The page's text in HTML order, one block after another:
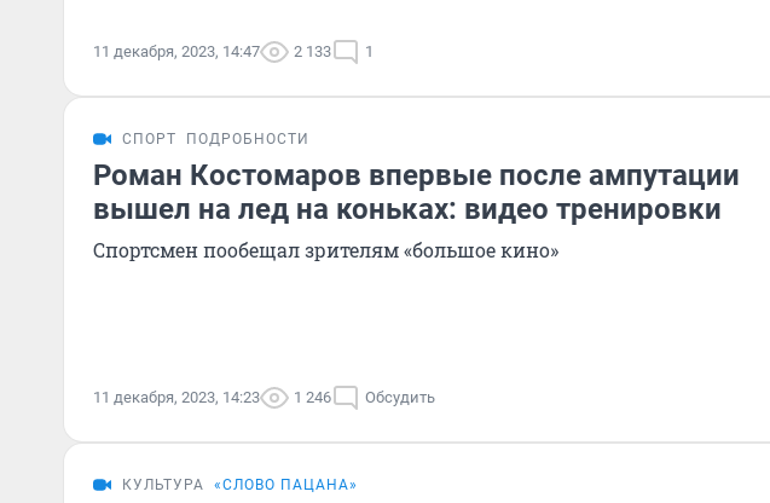
11 декабря, 2023, 14:47 2 133 1
СПОРТ ПОДРОБНОСТИ
Роман Костомаров впервые после ампутации
вышел на лед на коньках: видео тренировки
Спортсмен пообещал зрителям «большое кино»
11 декабря, 2023, 14:23 1 246 Обсудить
КУЛЬТУРА «СЛОВО ПАЦАНА»